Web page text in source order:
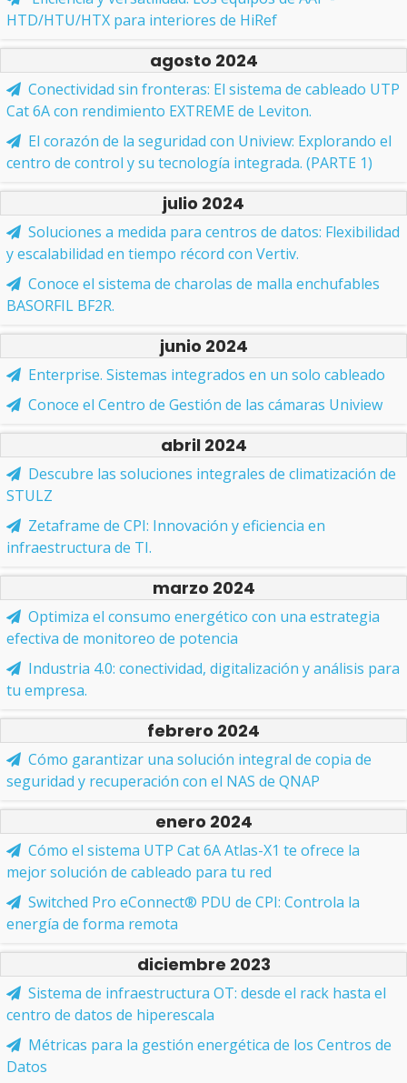
HTD/HTU/HTX para interiores de HiRef
agosto 2024
Conectividad sin fronteras: El sistema de cableado UTP
Cat 6A con rendimiento EXTREME de Leviton.
El corazón de la seguridad con Uniview: Explorando el
centro de control y su tecnología integrada. (PARTE 1)
julio 2024
Soluciones a medida para centros de datos: Flexibilidad
y escalabilidad en tiempo récord con Vertiv.
Conoce el sistema de charolas de malla enchufables
BASORFIL BF2R.
junio 2024
Enterprise. Sistemas integrados en un solo cableado
Conoce el Centro de Gestión de las cámaras Uniview
abril 2024
Descubre las soluciones integrales de climatización de
STULZ
Zetaframe de CPI: Innovación y eficiencia en
infraestructura de TI.
marzo 2024
Optimiza el consumo energético con una estrategia
efectiva de monitoreo de potencia
Industria 4.0: conectividad, digitalización y análisis para
tu empresa.
febrero 2024
Cómo garantizar una solución integral de copia de
seguridad y recuperación con el NAS de QNAP
enero 2024
Cómo el sistema UTP Cat 6A Atlas-X1 te ofrece la
mejor solución de cableado para tu red
Switched Pro eConnect® PDU de CPI: Controla la
energía de forma remota
diciembre 2023
Sistema de infraestructura OT: desde el rack hasta el
centro de datos de hiperescala
Métricas para la gestión energética de los Centros de
Datos